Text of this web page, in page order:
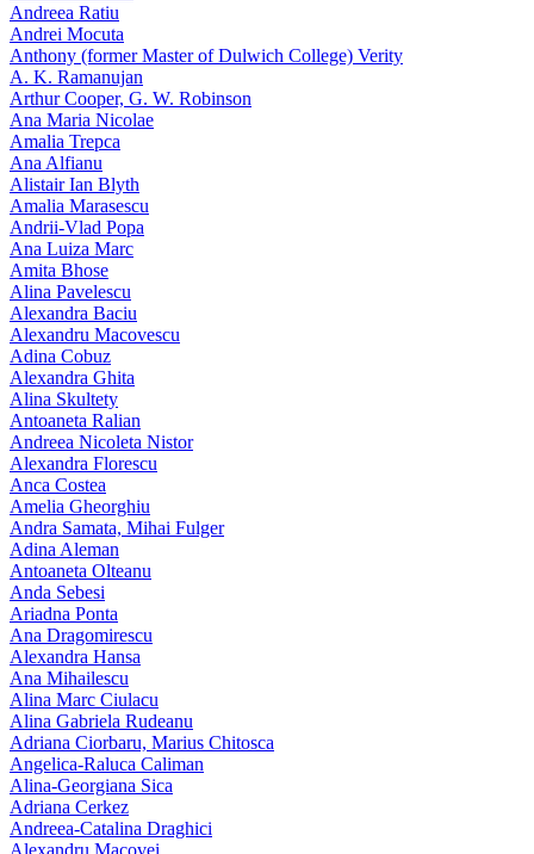
Andreea Ratiu
Andrei Mocuta
Anthony (former Master of Dulwich College) Verity
A. K. Ramanujan
Arthur Cooper, G. W. Robinson
Ana Maria Nicolae
Amalia Trepca
Ana Alfianu
Alistair Ian Blyth
Amalia Marasescu
Andrii-Vlad Popa
Ana Luiza Marc
Amita Bhose
Alina Pavelescu
Alexandra Baciu
Alexandru Macovescu
Adina Cobuz
Alexandra Ghita
Alina Skultety
Antoaneta Ralian
Andreea Nicoleta Nistor
Alexandra Florescu
Anca Costea
Amelia Gheorghiu
Andra Samata, Mihai Fulger
Adina Aleman
Antoaneta Olteanu
Anda Sebesi
Ariadna Ponta
Ana Dragomirescu
Alexandra Hansa
Ana Mihailescu
Alina Marc Ciulacu
Alina Gabriela Rudeanu
Adriana Ciorbaru, Marius Chitosca
Angelica-Raluca Caliman
Alina-Georgiana Sica
Adriana Cerkez
Andreea-Catalina Draghici
Alexandru Macovei